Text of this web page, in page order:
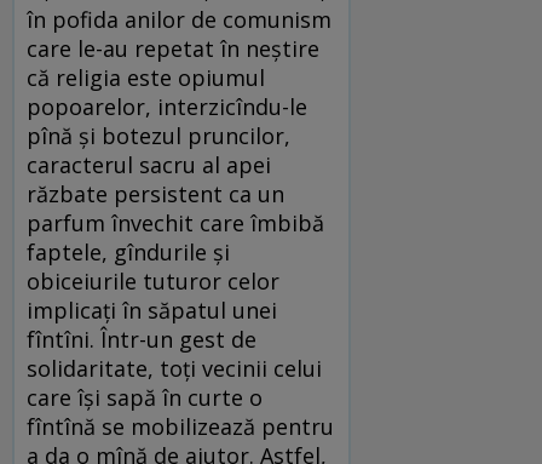
în pofida anilor de comunism
care le-au repetat în neştire
că religia este opiumul
popoarelor, interzicîndu-le
pînă şi botezul pruncilor,
caracterul sacru al apei
răzbate persistent ca un
parfum învechit care îmbibă
faptele, gîndurile şi
obiceiurile tuturor celor
implicaţi în săpatul unei
fîntîni. Într-un gest de
solidaritate, toţi vecinii celui
care îşi sapă în curte o
fîntînă se mobilizează pentru
a da o mînă de ajutor. Astfel,